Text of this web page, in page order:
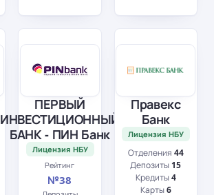
ПЕРВЫЙ
ИНВЕСТИЦИОННЫЙ
БАНК - ПИН Банк
Лицензия НБУ
Рейтинг
№38
Правекс
Банк
Лицензия НБУ
Отделения 44
Депозиты 15
Кредиты4
Карты6